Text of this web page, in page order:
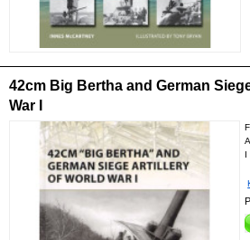
42cm Big Bertha and German
War I
I